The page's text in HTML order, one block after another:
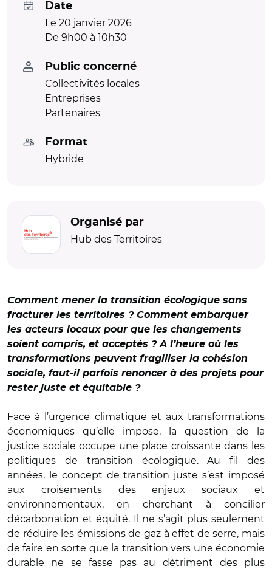
Date
Le 20 janvier 2026
De 9h00 à 10h30
Public concerné
Collectivités locales
Entreprises
Partenaires
Format
Hybride
Organisé par
Hub des Territoires
Comment mener la transition écologique sans
fracturer les territoires ? Comment embarquer
les acteurs locaux pour que les changements
soient compris, et acceptés ? A l’heure où les
transformations peuvent fragiliser la cohésion
sociale, faut-il parfois renoncer à des projets pour
rester juste et équitable ?
Face à l’urgence climatique et aux transformations
économiques qu’elle impose, la question de la
justice sociale occupe une place croissante dans les
politiques de transition écologique. Au fil des
années, le concept de transition juste s’est imposé
aux croisements des enjeux sociaux et
environnementaux, en cherchant à concilier
décarbonation et équité. Il ne s’agit plus seulement
de réduire les émissions de gaz à effet de serre, mais
de faire en sorte que la transition vers une économie
durable ne se fasse pas au détriment des plus